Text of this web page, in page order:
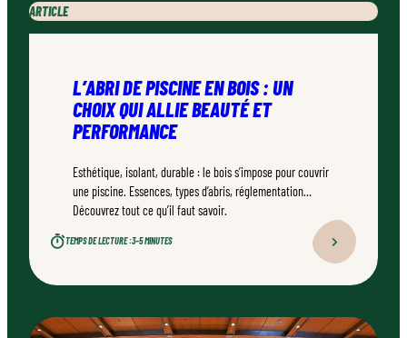
ARTICLE
L’ABRI DE PISCINE EN BOIS : UN
CHOIX QUI ALLIE BEAUTÉ ET
PERFORMANCE
Esthétique, isolant, durable : le bois s’impose pour couvrir
une piscine. Essences, types d’abris, réglementation…
Découvrez tout ce qu’il faut savoir.
TEMPS DE LECTURE :3–5 MINUTES